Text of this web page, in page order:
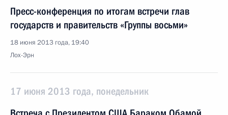
Пресс-конференция по итогам встречи глав
государств и правительств «Группы восьми»
18 июня 2013 года, 19:40
Лох-Эрн
17 июня 2013 года, понедельник